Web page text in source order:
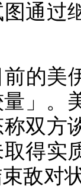
通过
前的
」。
双方
得实
敌对